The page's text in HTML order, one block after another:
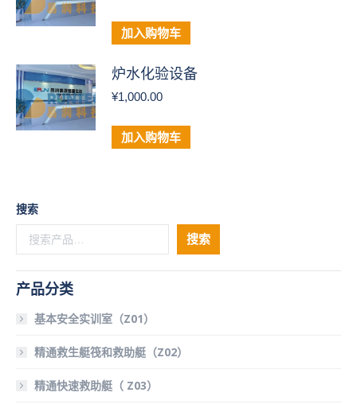
加入购物车
炉水化验设备
¥1,000.00
加入购物车
搜索
搜索
产品分类
基本安全实训室（Z01）
精通救生艇筏和救助艇（Z02）
精通快速救助艇（ Z03）